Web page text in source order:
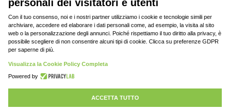
IVA: 03701430369 |Privacy policy
Questo sito web raccoglie alcuni
personali dei visitatori e utenti
Con il tuo consenso, noi e i nostri partner utilizziamo i cookie e